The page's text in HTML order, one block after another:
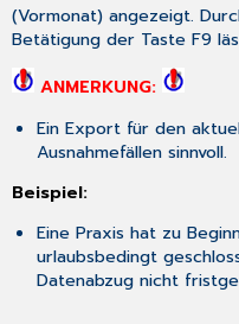
(Vormonat) angezeigt.
Betätigung der TasteF9
ANMERKUNG:
Ein Export für den
Ausnahmefällen sinnvoll.
Beispiel:
Eine Praxis hat zu
urlaubsbedingt
Datenabzug nicht